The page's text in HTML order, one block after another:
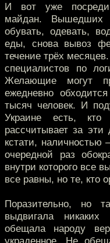
И вот уже посреди
майдан. Вышедших
обувать, одевать,
еды, снова вывоз
течение трёх
специалистов по
Желающие могут
ежедневно
тысяч человек. И
Украине есть,
рассчитывает за эти
кстати, наличностью
очередной раз
внутри которого все
все равны, но те, кто
Поразительно, но
выдвигала
обещала народу